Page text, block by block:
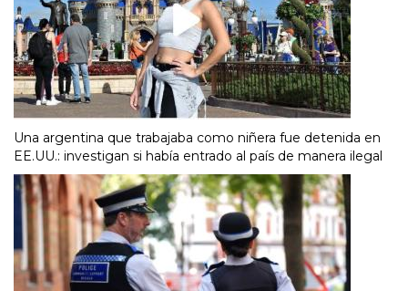
Una argentina que trabajaba como niñera fue detenida en
EE.UU.: investigan si había entrado al país de manera ilegal